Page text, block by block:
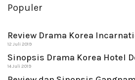
Populer
Review Drama Korea
12 Juli 2019
Sinopsis Drama Korea Hotel
14 Juli 2019